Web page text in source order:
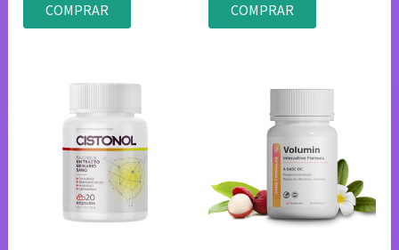
4.80
de 5
COMPRAR
4.83
de 5
COMPRAR